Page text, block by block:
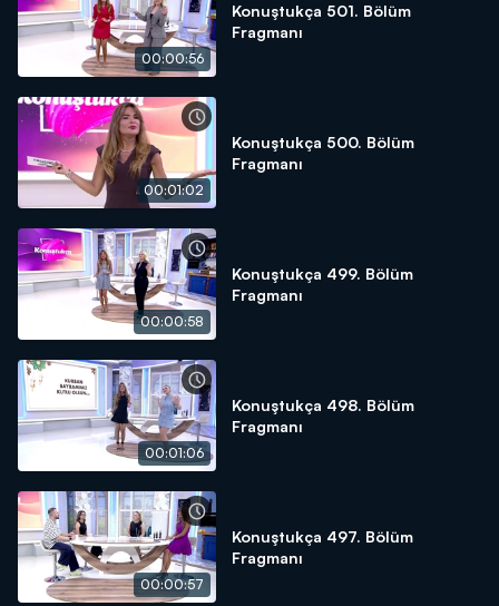
00:00:56
Konuştukça 501. Bölüm
Fragmanı
00:01:02
Konuştukça 500. Bölüm
Fragmanı
00:00:58
Konuştukça 499. Bölüm
Fragmanı
00:01:06
Konuştukça 498. Bölüm
Fragmanı
00:00:57
Konuştukça 497. Bölüm
Fragmanı